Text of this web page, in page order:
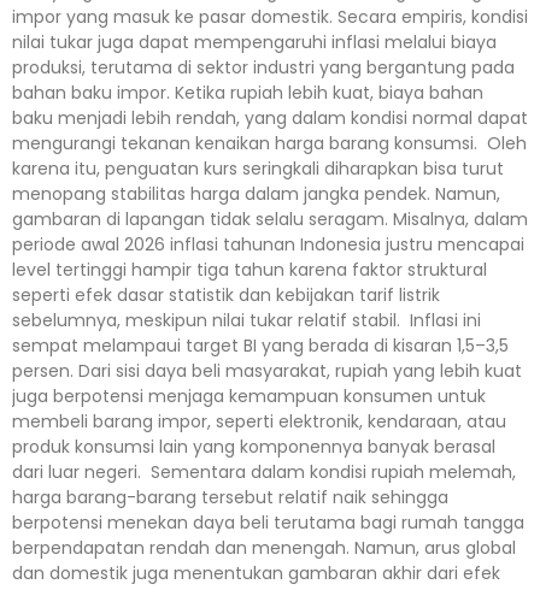
impor yang masuk ke pasar domestik. Secara empiris, kondisi
nilai tukar juga dapat mempengaruhi inflasi melalui biaya
produksi, terutama di sektor industri yang bergantung pada
bahan baku impor. Ketika rupiah lebih kuat, biaya bahan
baku menjadi lebih rendah, yang dalam kondisi normal dapat
mengurangi tekanan kenaikan harga barang konsumsi. Oleh
karena itu, penguatan kurs seringkali diharapkan bisa turut
menopang stabilitas harga dalam jangka pendek. Namun,
gambaran di lapangan tidak selalu seragam. Misalnya, dalam
periode awal 2026 inflasi tahunan Indonesia justru mencapai
level tertinggi hampir tiga tahun karena faktor struktural
seperti efek dasar statistik dan kebijakan tarif listrik
sebelumnya, meskipun nilai tukar relatif stabil. Inflasi ini
sempat melampaui target BI yang berada di kisaran 1,5–3,5
persen. Dari sisi daya beli masyarakat, rupiah yang lebih kuat
juga berpotensi menjaga kemampuan konsumen untuk
membeli barang impor, seperti elektronik, kendaraan, atau
produk konsumsi lain yang komponennya banyak berasal
dari luar negeri. Sementara dalam kondisi rupiah melemah,
harga barang-barang tersebut relatif naik sehingga
berpotensi menekan daya beli terutama bagi rumah tangga
berpendapatan rendah dan menengah. Namun, arus global
dan domestik juga menentukan gambaran akhir dari efek